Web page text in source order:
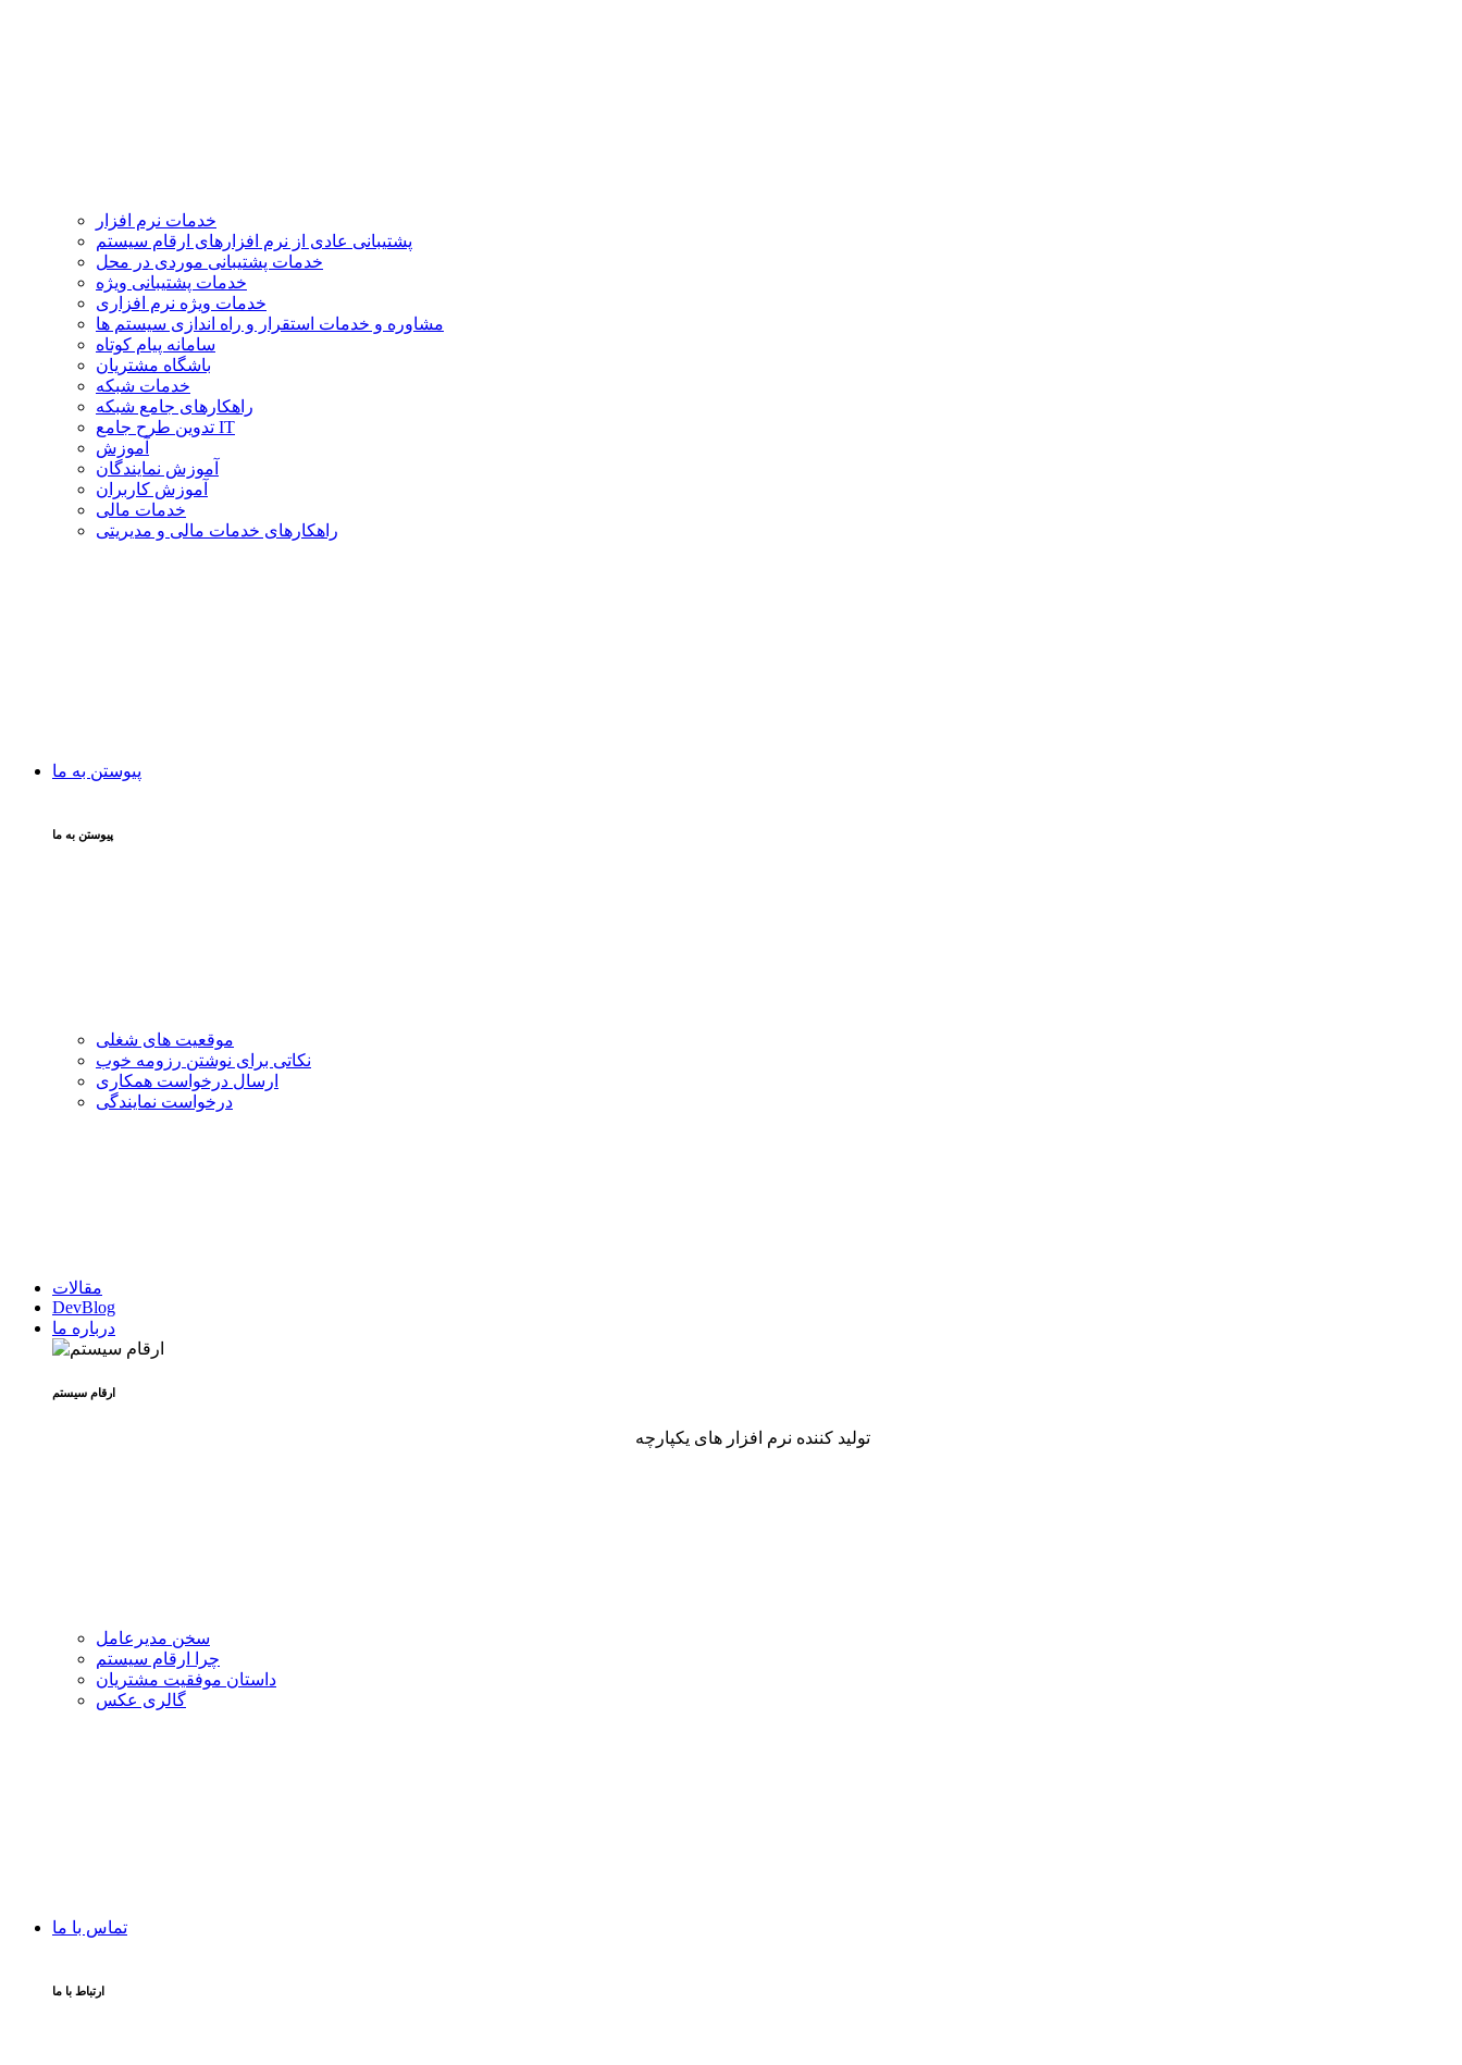
خدمات نرم افزار
پشتیبانی عادی از نرم افزارهای ارقام سیستم
خدمات پشتیبانی موردی در محل
خدمات پشتیبانی ویژه
خدمات ویژه نرم افزاری
مشاوره و خدمات استقرار و راه اندازی سیستم ها
سامانه پیام کوتاه
باشگاه مشتریان
خدمات شبکه
راهکارهای جامع شبکه
تدوین طرح جامع IT
آموزش
آموزش نمایندگان
آموزش کاربران
خدمات مالی
راهکارهای خدمات مالی و مدیریتی
پیوستن به ما
پیوستن به ما
موقعیت های شغلی
نکاتی برای نوشتن رزومه خوب
ارسال درخواست همکاری
درخواست نمایندگی
مقالات
DevBlog
درباره ما
ارقام سیستم
تولید کننده نرم افزار های یکپارچه
سخن مدیرعامل
چرا ارقام سیستم
داستان موفقیت مشتریان
گالری عکس
تماس با ما
ارتباط با ما